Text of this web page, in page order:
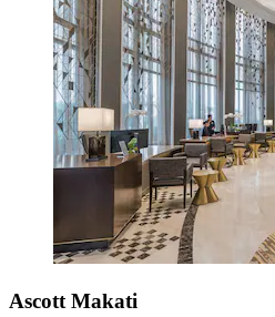
Ascott Makati